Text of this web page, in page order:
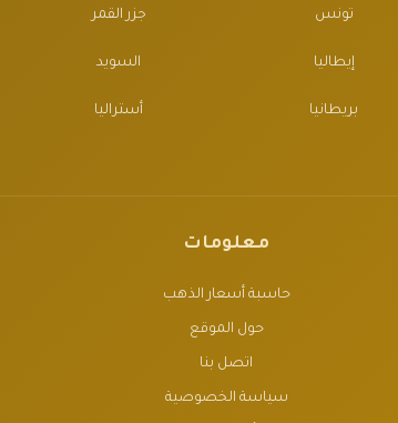
تونس جزر القمر
إيطاليا السويد
بريطانيا أستراليا
معلومات
حاسبة أسعار الذهب
حول الموقع
اتصل بنا
سياسة الخصوصية